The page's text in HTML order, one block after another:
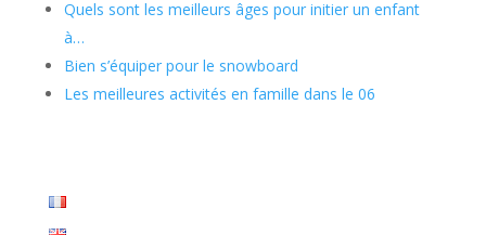
Quels sont les meilleurs âges pour initier un enfant
à…
Bien s’équiper pour le snowboard
Les meilleures activités en famille dans le 06